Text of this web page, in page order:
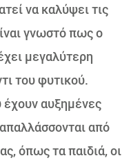
να καλύψει τις
γνωστό πως ο
μεγαλύτερη
του φυτικού.
αυξημένες
από
όπως τα παιδιά, οι